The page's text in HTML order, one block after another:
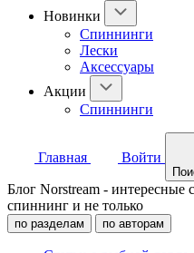
Новинки
Спиннинги
Лески
Аксессуары
Акции
Спиннинги
Главная Войти
Блог Norstream - интересные
спиннинг и не только
по разделам по авторам